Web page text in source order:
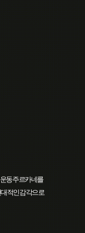
동 주르카네를
적인 감각으로